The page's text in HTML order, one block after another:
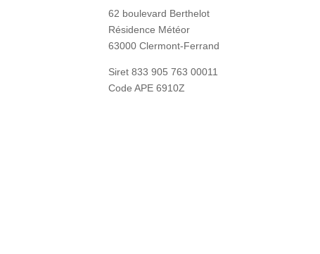
62 boulevard Berthelot
Résidence Météor
63000 Clermont-Ferrand
Siret833 905 763 00011
Code APE 6910Z